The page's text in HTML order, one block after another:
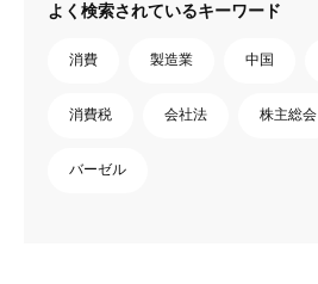
よく検索されているキーワード
消費 製造業 中国
消費税 会社法 株主総会
バーゼル